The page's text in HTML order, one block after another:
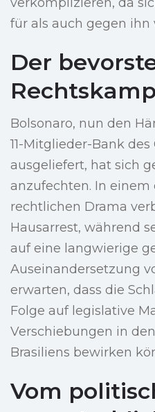
für als auch gegen ihn
Der
Bolsonaro, nun den
11-Mitglieder-Bank
ausgeliefert, hat sich
anzufechten. In einem
rechtlichen Drama
Hausarrest, während
auf eine langwierige
Auseinandersetzung
erwarten, dass die
Folge auf legislative
Verschiebungen in
Brasiliens bewirken
Vom